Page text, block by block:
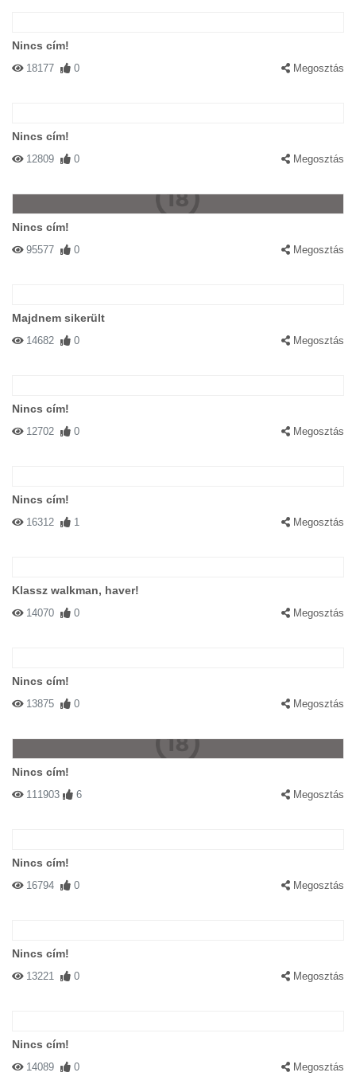
Nincs cím!
18177 0 Megosztás
Nincs cím!
12809 0 Megosztás
Nincs cím!
95577 0 Megosztás
Majdnem sikerült
14682 0 Megosztás
Nincs cím!
12702 0 Megosztás
Nincs cím!
16312 1 Megosztás
Klassz walkman, haver!
14070 0 Megosztás
Nincs cím!
13875 0 Megosztás
Nincs cím!
111903 6 Megosztás
Nincs cím!
16794 0 Megosztás
Nincs cím!
13221 0 Megosztás
Nincs cím!
14089 0 Megosztás